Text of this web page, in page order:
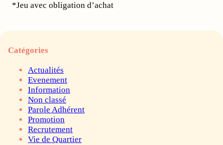
*Jeu avec obligation d’achat
Catégories
Actualités
Evenement
Information
Non classé
Parole Adhérent
Promotion
Recrutement
Vie de Quartier